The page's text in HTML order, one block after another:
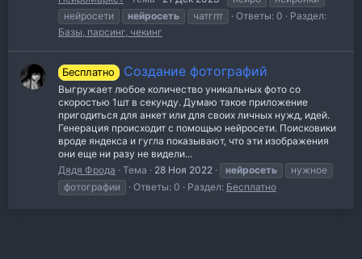
нейросети
нейросеть чатгпт Ответы: 0
Раздел:
Базы, парсинг, чекинг
Бесплатно Создание фотографий
Выгружает любое количество уникальных фото со
скоростью 1шт в секунду. Думаю такое приложение
пригодиться для анкет или для своих личных нужд, идей.
Генерация происходит с помощью нейросети. Поисковики
вроде яндекса и гугла показывают, что эти изображения
они еще ни разу не видели...
Дядя Фрода
Тема 28 Ноя 2022 нейросеть
нужное
фотографии
Ответы: 0 Раздел: Бесплатно